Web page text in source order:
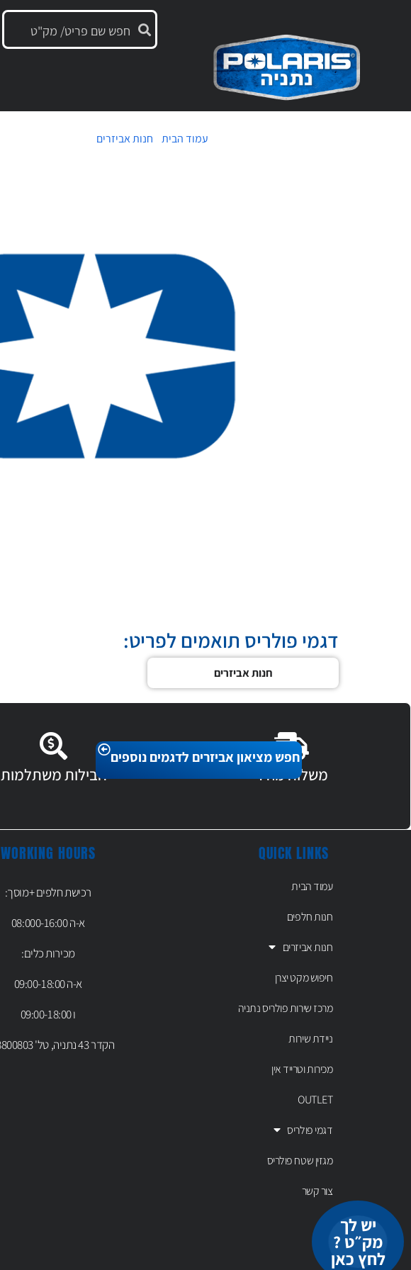
חפש מציאון אביזרים לדגמים נוספים
עמוד הבית/ חנות אביזרים
דגמי פולריס תואמים לפריט:
חנות אביזרים
משלוח מהיר חבילות משתלמות
QUICK LINKS
עמוד הבית
חנות חלפים
חנות אביזרים
חיפוש מקט יצרן
מרכז שירות פולריס נתניה
ניידת שירות
מכירות וטרייד אין
OUTLET
דגמי פולריס
מגזין שטח פולריס
צור קשר
יש לך
מק״ט ?
לחץ כאן
WORKING HOURS
רכישת חלפים +מוסך:
א-ה 08:000-16:00
מכירות כלים:
א-ה 09:00-18:00
ו 09:00-18:00
הקדר 43 נתניה, טל' 09-8800803